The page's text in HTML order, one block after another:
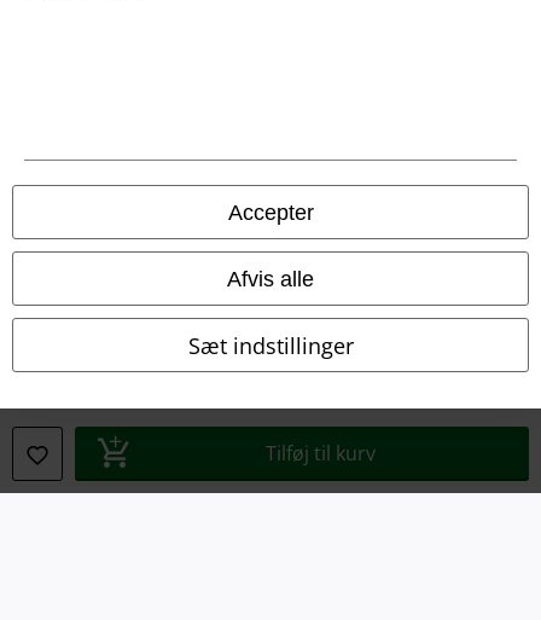
Accepter
Afvis alle
Sæt indstillinger
Tilføj til kurv
Alle priser er inkl. moms. Oplyst leveringstid er et estimat og ikke
garanteret.
© 1986-2026 E.M.P. Merchandising HGmbH
EMP Webshops